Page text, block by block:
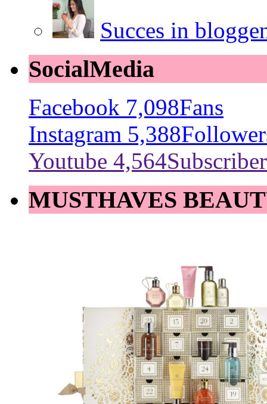
Succes in
SocialMedia
Facebook 7,098Fans
Instagram 5,388
Youtube 4,564Subscriber
MUSTHAVES